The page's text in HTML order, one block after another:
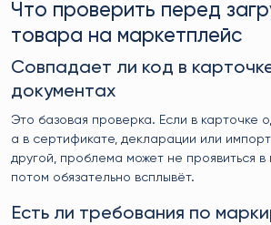
Что проверить перед
товара на маркетплейс
Совпадает ли код в
документах
Это базовая проверка. Если в карточке
а в сертификате, декларации или
другой, проблема может не проявиться в
потом обязательно всплывёт.
Есть ли требования по